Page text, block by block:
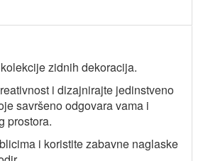
zidnih dekoracija.
i dizajnirajte jedinstveno
savršeno odgovara vama i
prostora.
i koristite zabavne naglaske